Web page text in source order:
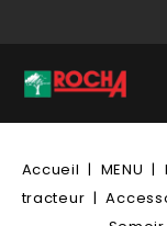
Accueil MENU
tracteur